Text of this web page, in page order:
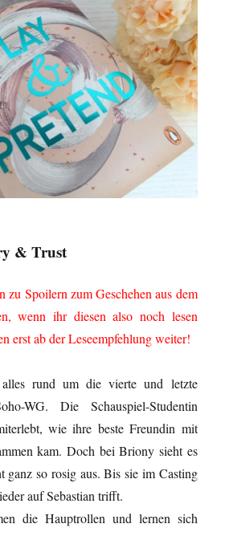
& Trust
Spoilern zum Geschehen aus dem
wenn ihr diesen also noch lesen
erst ab der Leseempfehlung weiter!
rund um die vierte und letzte
WG. Die Schauspiel-Studentin
wie ihre beste Freundin mit
kam. Doch bei Briony sieht es
ganz so rosig aus. Bis sie im Casting
auf Sebastian trifft.
die Hauptrollen und lernen sich